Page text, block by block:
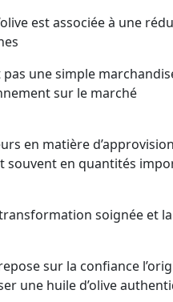
est associée à une
pas une simple
sur le marché
en matière
souvent en quantités
soignée et
sur la confiance
une huile d’olive